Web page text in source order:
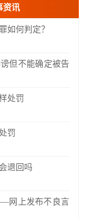
资讯
如何判定？
但不能确定被告
处罚
罚
退回吗
网上发布不良言